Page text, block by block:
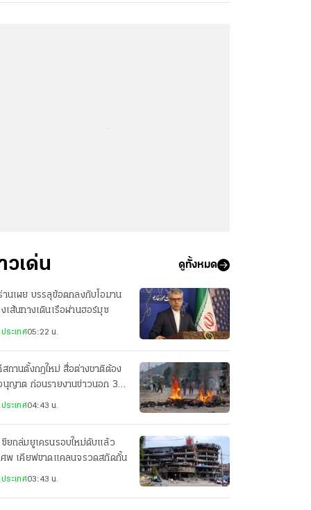
วเด่น ดูทั้งหมด
านเผย บรรลุข้อตกลงกับโอมาน
งเส้นทางเดินเรือผ่านฮอร์มุซ
ระเทศ05:22 น.
สถานตั้งกฎใหม่ สื่อต่างชาติต้อง
นุญาต ก่อนรายงานข่าวนอก 3
ใหญ่
ระเทศ04:43 น.
ซียถล่มยูเครนรอบใหม่ดับแล้ว
พ เคียฟขาดแคลนจรวดสกัดกั้น
ระเทศ03:43 น.